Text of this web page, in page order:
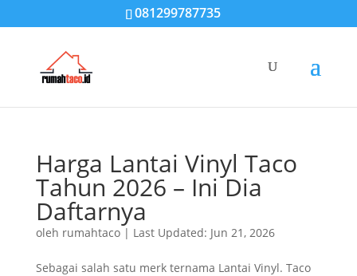
081299787735
Harga Lantai Vinyl Taco
Tahun 2026 – Ini Dia
Daftarnya
oleh rumahtaco| Last Updated: Jun 21, 2026
Sebagai salah satu merk ternama Lantai Vinyl. Taco